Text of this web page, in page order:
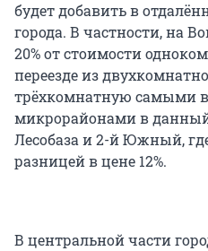
будет добавить в
города. В частности, на
20% от стоимости
переезде из
трёхкомнатную самыми
микрорайонами в
Лесобаза и 2-й Южный,
разницей в цене 12%.
В центральной части